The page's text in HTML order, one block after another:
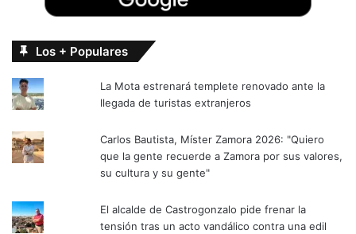
Los + Populares
La Mota estrenará templete renovado ante la
llegada de turistas extranjeros
Carlos Bautista, Míster Zamora 2026: "Quiero
que la gente recuerde a Zamora por sus valores,
su cultura y su gente"
El alcalde de Castrogonzalo pide frenar la
tensión tras un acto vandálico contra una edil